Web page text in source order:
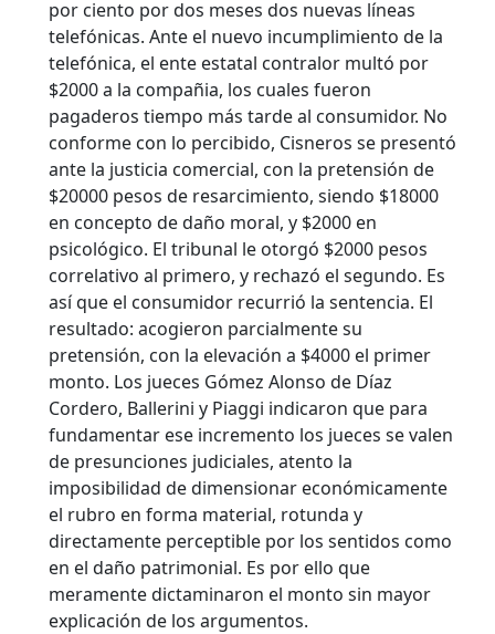
por ciento por dos meses dos nuevas líneas
telefónicas. Ante el nuevo incumplimiento de la
telefónica, el ente estatal contralor multó por
$2000 a la compañia, los cuales fueron
pagaderos tiempo más tarde al consumidor. No
conforme con lo percibido, Cisneros se presentó
ante la justicia comercial, con la pretensión de
$20000 pesos de resarcimiento, siendo $18000
en concepto de daño moral, y $2000 en
psicológico. El tribunal le otorgó $2000 pesos
correlativo al primero, y rechazó el segundo. Es
así que el consumidor recurrió la sentencia. El
resultado: acogieron parcialmente su
pretensión, con la elevación a $4000 el primer
monto. Los jueces Gómez Alonso de Díaz
Cordero, Ballerini y Piaggi indicaron que para
fundamentar ese incremento los jueces se valen
de presunciones judiciales, atento la
imposibilidad de dimensionar económicamente
el rubro en forma material, rotunda y
directamente perceptible por los sentidos como
en el daño patrimonial. Es por ello que
meramente dictaminaron el monto sin mayor
explicación de los argumentos.